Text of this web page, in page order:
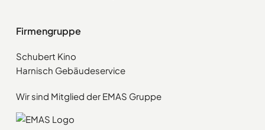
Firmengruppe
Schubert Kino
Harnisch Gebäudeservice
Wir sind Mitglied der EMAS Gruppe